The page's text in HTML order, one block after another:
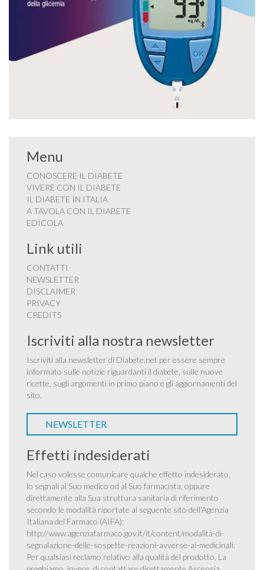
Menu
CONOSCERE IL DIABETE
VIVERE CON IL DIABETE
IL DIABETE IN ITALIA
A TAVOLA CON IL DIABETE
EDICOLA
Link utili
CONTATTI
NEWSLETTER
DISCLAIMER
PRIVACY
CREDITS
Iscriviti alla nostra newsletter
Iscriviti alla newsletter di Diabete.net per essere sempre
informato sulle notizie riguardanti il diabete, sulle nuove
ricette, sugli argomenti in primo piano e gli aggiornamenti del
sito.
NEWSLETTER
Effetti indesiderati
Nel caso volesse comunicare qualche effetto indesiderato,
lo segnali al Suo medico od al Suo farmacista, oppure
direttamente alla Sua struttura sanitaria di riferimento
secondo le modalità riportate al seguente sito dell’Agenzia
Italiana del Farmaco (AIFA):
http://www.agenziafarmaco.gov.it/it/content/modalità-di-
segnalazione-delle-sospette-reazioni-avverse-ai-medicinali.
Per qualsiasi reclamo relativo alla qualità del prodotto, La